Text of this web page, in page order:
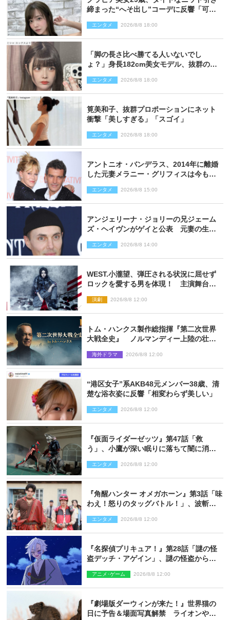
締まった“へそ出し”コーデに反響「可愛
エンタメ 2026/8/8 18:00
「脚の長さ比べ勝てる人いないでし
ょ？」身長182cm美女モデル、抜群のプ
エンタメ 2026/8/8 18:00
筧美和子、抜群プロポーションにネット
衝撃「美しすぎる」「スゴイ」
エンタメ 2026/8/8 18:00
アントニオ・バンデラス、2014年に離婚
した元妻メラニー・グリフィスは今も
エンタメ 2026/8/8 15:00
アンジェリーナ・ジョリーの兄ジェーム
ズ・ヘイヴンがゲイと公表 元妻の生配
エンタメ 2026/8/8 14:00
WEST.小瀧望、弾圧される状況に屈せず
ロックを愛する男を体現！ 主演舞台
演劇 2026/8/8 12:00
トム・ハンクス製作総指揮『第二次世界
大戦全史』 ノルマンディー上陸の壮絶
海外ドラマ 2026/8/8 12:00
“港区女子”系AKB48元メンバー38歳、清
楚な浴衣姿に反響「相変わらず美しい」
エンタメ 2026/8/8 12:00
『仮面ライダーゼッツ』第47話「救
う」、小鷹が深い眠りに落ちて闇に消え
エンタメ 2026/8/8 12:00
『角醒ハンター オメガホーン』第3話「味
わえ！怒りのタッグバトル！」、波斬の
エンタメ 2026/8/8 12:00
『名探偵プリキュア！』第28話「謎の怪
盗デッチ・アゲイン」、謎の怪盗から不
アニメ･ゲーム 2026/8/8 12:00
『劇場版ダーウィンが来た！』世界猫の
日に予告＆場面写真解禁 ライオンやマ